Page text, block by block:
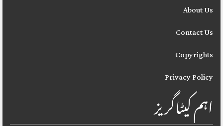
About Us
Contact Us
Copyrights
Privacy Policy
اہم کیٹاگریز